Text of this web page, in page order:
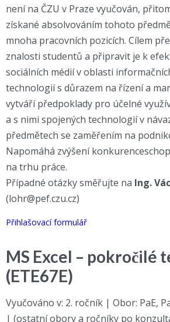
není na ČZU v Praze vyučován,
získané absolvováním tohoto
mnoha pracovních pozicích. Cílem
znalosti studentů a připravit je k
sociálních médií v oblasti
technologií s důrazem na řízení a
vytváří předpoklady pro účelné
a s nimi spojených technologií v
předmětech se zaměřením na
Napomáhá zvýšení
na trhu práce.
Případné otázky směřujte na Ing.
(lohr@pef.czu.cz)
Přihlašovací formulář
MS Excel – pokročilé
(ETE67E)
Vyučováno v: 2. ročník | Obor: PaE,
| (ostatní obory a ročníky po